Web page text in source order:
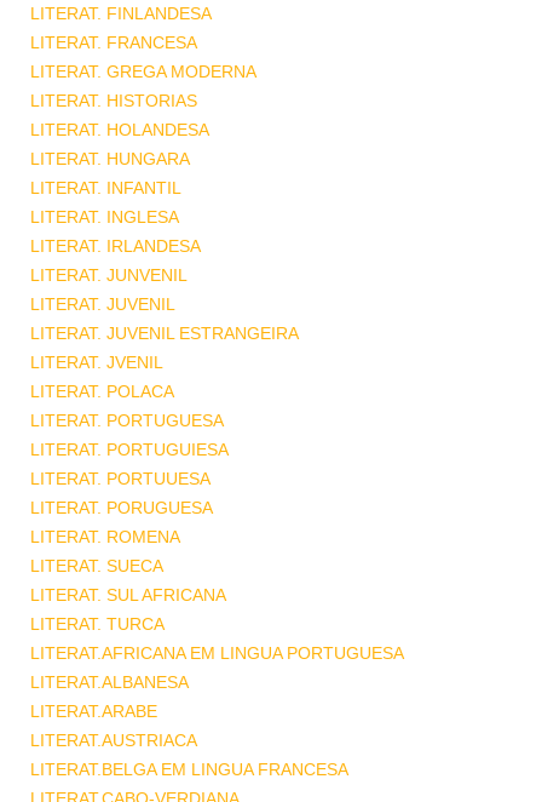
LITERAT. FINLANDESA
LITERAT. FRANCESA
LITERAT. GREGA MODERNA
LITERAT. HISTORIAS
LITERAT. HOLANDESA
LITERAT. HUNGARA
LITERAT. INFANTIL
LITERAT. INGLESA
LITERAT. IRLANDESA
LITERAT. JUNVENIL
LITERAT. JUVENIL
LITERAT. JUVENIL ESTRANGEIRA
LITERAT. JVENIL
LITERAT. POLACA
LITERAT. PORTUGUESA
LITERAT. PORTUGUIESA
LITERAT. PORTUUESA
LITERAT. PORUGUESA
LITERAT. ROMENA
LITERAT. SUECA
LITERAT. SUL AFRICANA
LITERAT. TURCA
LITERAT.AFRICANA EM LINGUA PORTUGUESA
LITERAT.ALBANESA
LITERAT.ARABE
LITERAT.AUSTRIACA
LITERAT.BELGA EM LINGUA FRANCESA